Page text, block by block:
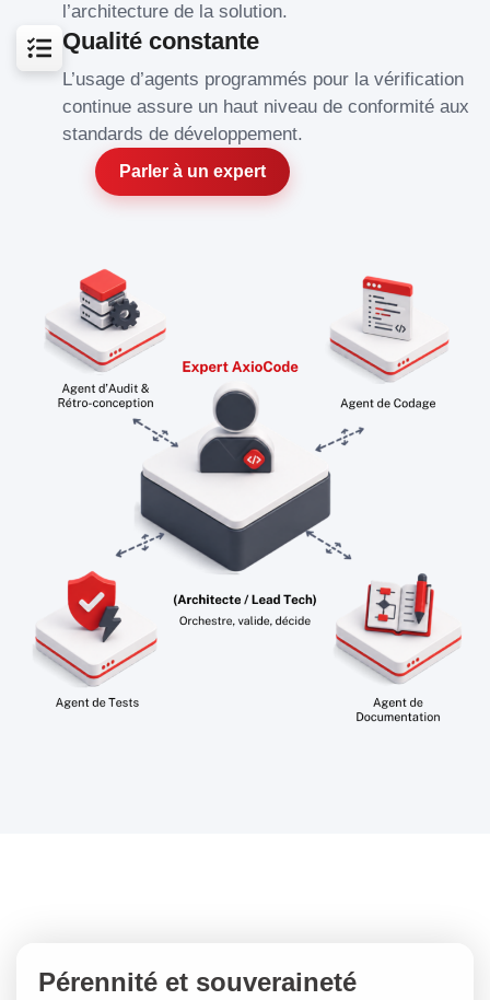
l’architecture de la solution.
Qualité constante
L’usage d’agents programmés pour la vérification
continue assure un haut niveau de conformité aux
standards de développement.
Parler à un expert
Pérennité et souveraineté